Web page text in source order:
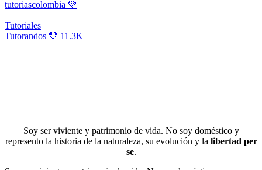
tutoriascolombia 💚
Tutoriales
Tutorandos 💛 11.3K +
Soy ser viviente y patrimonio de vida. No soy doméstico y
represento la historia de la naturaleza, su evolución y la libertad per
se.